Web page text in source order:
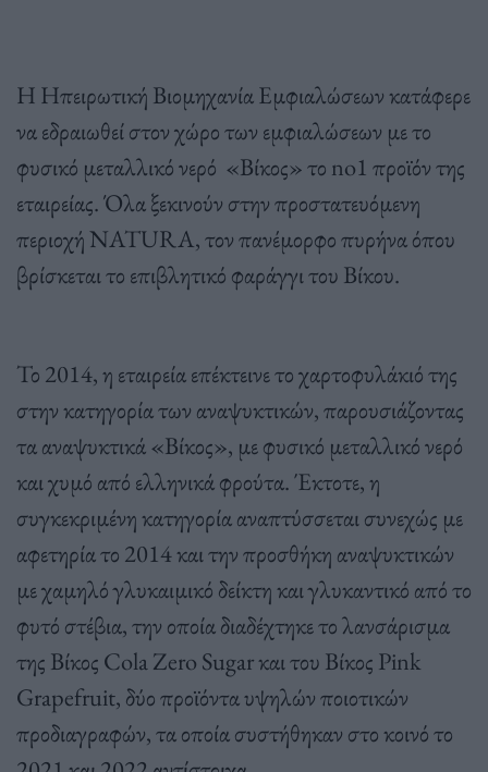
Η Ηπειρωτική Βιομηχανία Εμφιαλώσεων κατάφερε
να εδραιωθεί στον χώρο των εμφιαλώσεων με το
φυσικό μεταλλικό νερό «Βίκος» το no1 προϊόν της
εταιρείας. Όλα ξεκινούν στην προστατευόμενη
περιοχή NATURA, τον πανέμορφο πυρήνα όπου
βρίσκεται το επιβλητικό φαράγγι του Βίκου.
Το 2014, η εταιρεία επέκτεινε το χαρτοφυλάκιό της
στην κατηγορία των αναψυκτικών, παρουσιάζοντας
τα αναψυκτικά «Βίκος», με φυσικό μεταλλικό νερό
και χυμό από ελληνικά φρούτα. Έκτοτε, η
συγκεκριμένη κατηγορία αναπτύσσεται συνεχώς με
αφετηρία το 2014 και την προσθήκη αναψυκτικών
με χαμηλό γλυκαιμικό δείκτη και γλυκαντικό από το
φυτό στέβια, την οποία διαδέχτηκε το λανσάρισμα
της Βίκος Cola Zero Sugar και του Βίκος Pink
Grapefruit, δύο προϊόντα υψηλών ποιοτικών
προδιαγραφών, τα οποία συστήθηκαν στο κοινό το